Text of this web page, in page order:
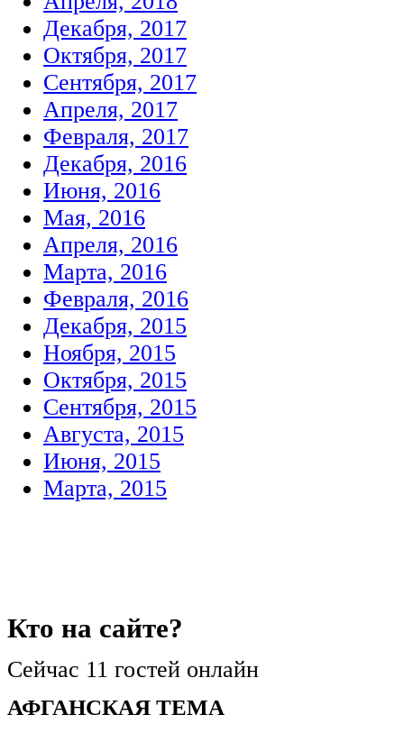
Декабря, 2017
Октября, 2017
Сентября, 2017
Апреля, 2017
Февраля, 2017
Декабря, 2016
Июня, 2016
Мая, 2016
Апреля, 2016
Марта, 2016
Февраля, 2016
Декабря, 2015
Ноября, 2015
Октября, 2015
Сентября, 2015
Августа, 2015
Июня, 2015
Марта, 2015
Кто на сайте?
Сейчас 11 гостей онлайн
АФГАНСКАЯ ТЕМА